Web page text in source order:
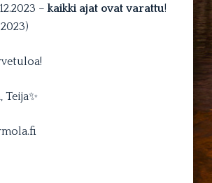
–kaikki ajat ovat varattu!
Teija✨